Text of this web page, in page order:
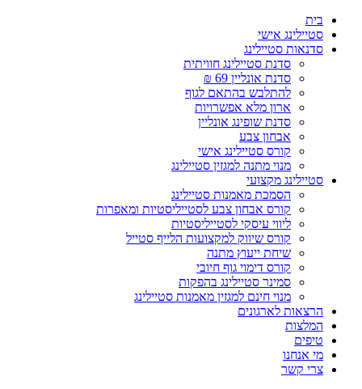
content
בית
סטיילינג אישי
סדנאות סטיילינג
סדנת סטיילינג חוויתית
סדנת אונליין 69 ₪
להתלבש בהתאם לגוף
ארון מלא אפשרויות
סדנת שופינג אונליין
אבחון צבע
קורס סטיילינג אישי
מנוי מתנה למגזין סטיילינג
סטיילינג מקצועי
הסמכת מאמנות סטיילינג
קורס אבחון צבע לסטייליסטיות ומאפרות
ליווי עיסקי לסטייליסטיות
קורס שיווק למקצועות הלייף סטייל
שיחת ייעוץ מתנה
קורס דימוי גוף חיובי
סמינר סטיילינג בהפקות
מנוי חינם למגזין מאמנות סטיילינג
הרצאות לארגונים
המלצות
טיפים
מי אנחנו
צרי קשר